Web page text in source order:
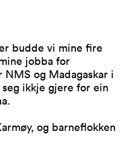
budde vi mine fire
jobba for
NMS og Madagaskar i
ikkje gjere for ein
og barneflokken